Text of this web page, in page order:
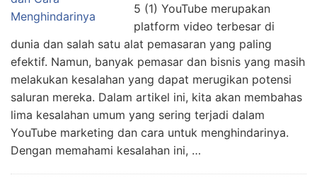
5 (1) YouTube merupakan
platform video terbesar di
dunia dan salah satu alat pemasaran yang paling
efektif. Namun, banyak pemasar dan bisnis yang masih
melakukan kesalahan yang dapat merugikan potensi
saluran mereka. Dalam artikel ini, kita akan membahas
lima kesalahan umum yang sering terjadi dalam
YouTube marketing dan cara untuk menghindarinya.
Dengan memahami kesalahan ini, …